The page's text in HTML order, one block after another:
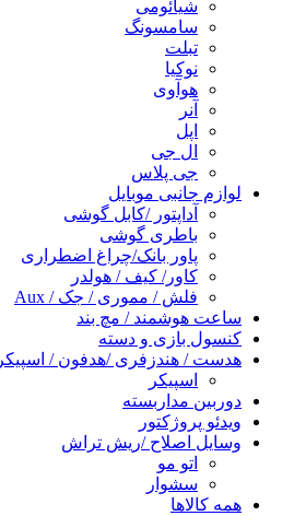
شیائومی
سامسونگ
تبلت
نوکیا
هوآوی
آنر
اپل
ال جی
جی پلاس
لوازم جانبی موبایل
آداپتور /کابل گوشی
باطری گوشی
پاور بانک/چراغ اضطراری
کاور/ کیف / هولدر
فلش / مموری / جک / Aux
ساعت هوشمند / مچ بند
کنسول بازی و دسته
هدست / هندزفری /هدفون / اسپیکر
اسپیکر
دوربین مداربسته
ویدئو پروژکتور
وسایل اصلاح /ریش تراش
اتو مو
سشوار
همه کالاها